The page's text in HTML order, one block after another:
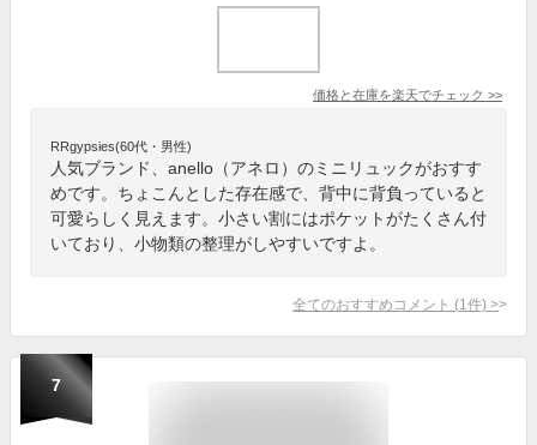
価格と在庫を楽天でチェック >>
RRgypsies(60代・男性)
人気ブランド、anello（アネロ）のミニリュックがおすす
めです。ちょこんとした存在感で、背中に背負っていると
可愛らしく見えます。小さい割にはポケットがたくさん付
いており、小物類の整理がしやすいですよ。
全てのおすすめコメント (1 件) >
7